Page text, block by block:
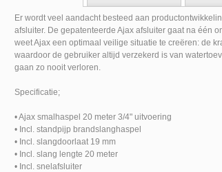
Er wordt veel aandacht besteed aan
afsluiter. De gepatenteerde Ajax afsluiter gaat na één
weet Ajax een optimaal veilige situatie te creëren: de
waardoor de gebruiker altijd verzekerd is van
gaan zo nooit verloren.
Specificatie;
• Ajax smalhaspel 20 meter 3/4" uitvoering
• Incl. standpijp brandslanghaspel
• Incl. slangdoorlaat 19 mm
• Incl. slang lengte 20 meter
• Incl. snelafsluiter